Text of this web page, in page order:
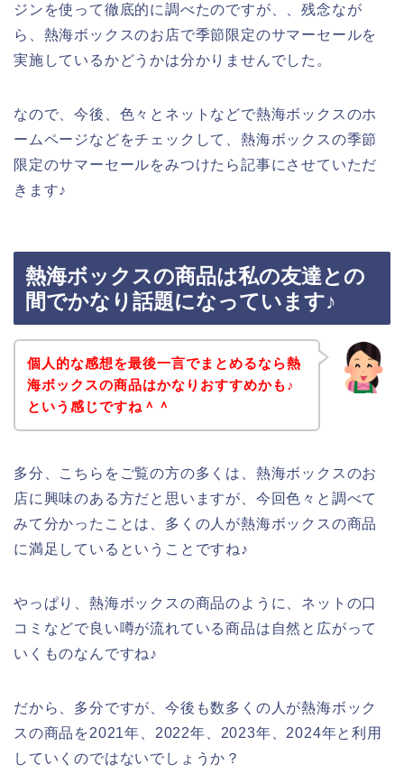
ジンを使って徹底的に調べたのですが、、残念なが
ら、熱海ボックスのお店で季節限定のサマーセールを
実施しているかどうかは分かりませんでした。
なので、今後、色々とネットなどで熱海ボックスのホ
ームページなどをチェックして、熱海ボックスの季節
限定のサマーセールをみつけたら記事にさせていただ
きます♪
熱海ボックスの商品は私の友達との
間でかなり話題になっています♪
個人的な感想を最後一言でまとめるなら熱
海ボックスの商品はかなりおすすめかも♪
という感じですね＾＾
多分、こちらをご覧の方の多くは、熱海ボックスのお
店に興味のある方だと思いますが、今回色々と調べて
みて分かったことは、多くの人が熱海ボックスの商品
に満足しているということですね♪
やっぱり、熱海ボックスの商品のように、ネットの口
コミなどで良い噂が流れている商品は自然と広がって
いくものなんですね♪
だから、多分ですが、今後も数多くの人が熱海ボック
スの商品を2021年、2022年、2023年、2024年と利用
していくのではないでしょうか？